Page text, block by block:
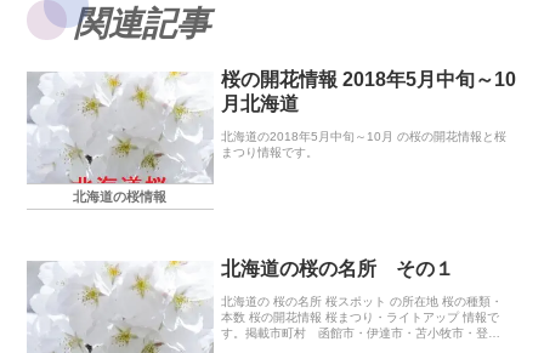
関連記事
北海道の桜情報
桜の開花情報 2018年5月中旬～10
月北海道
北海道の2018年5月中旬～10月 の桜の開花情報と桜
まつり情報です。
北海道の桜の名所 その１
北海道の 桜の名所 桜スポット の所在地 桜の種類・
本数 桜の開花情報 桜まつり・ライトアップ 情報で
す。掲載市町村 函館市・伊達市・苫小牧市・登別